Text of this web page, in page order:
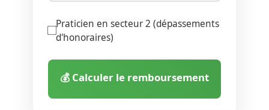
Praticien en secteur 2 (dépassements
d'honoraires)
💰 Calculer le remboursement